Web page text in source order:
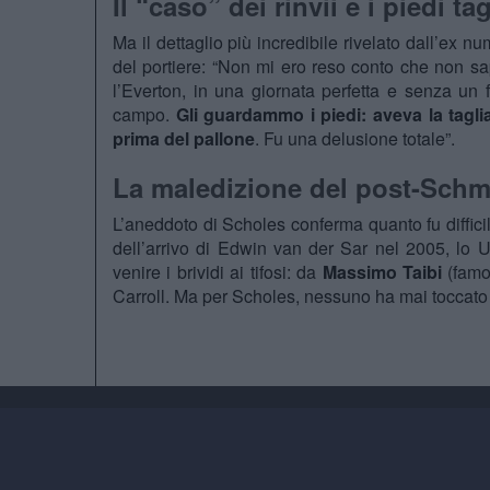
Ma il dettaglio più incredibile rivelato dall’ex
del portiere: “Non mi ero reso conto che non
l’Everton, in una giornata perfetta e senza
campo. Gli guardammo i piedi: aveva la
prima del pallone. Fu una delusione totale”.
La maledizione del post-
L’aneddoto di Scholes conferma quanto fu
dell’arrivo di Edwin van der Sar nel 2005, lo
venire i brividi ai tifosi: da Massimo Taibi
Carroll. Ma per Scholes, nessuno ha mai